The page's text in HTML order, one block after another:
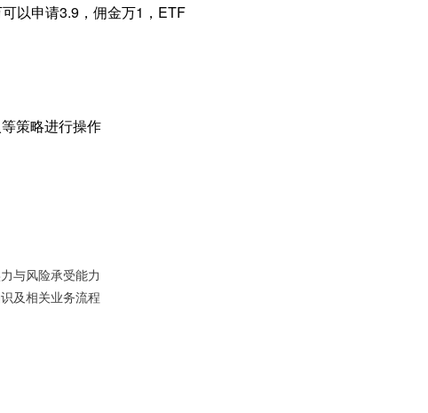
以申请3.9，佣金万1，ETF
策略进行操作
与风险承受能力
及相关业务流程